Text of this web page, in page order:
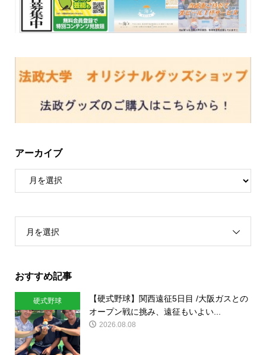
アーカイブ
月を選択
おすすめ記事
硬式野球
【硬式野球】関西遠征5日目 /大阪ガスとの
オープン戦に挑み、遠征もいよい...
2026.08.08